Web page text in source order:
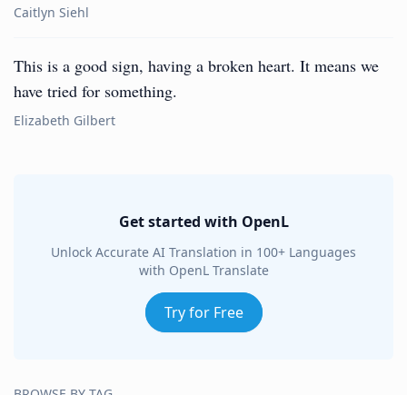
Caitlyn Siehl
This is a good sign, having a broken heart. It means we
have tried for something.
Elizabeth Gilbert
Get started with OpenL
Unlock Accurate AI Translation in 100+ Languages
with OpenL Translate
Try for Free